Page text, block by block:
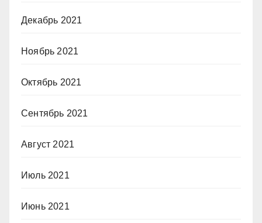
Декабрь 2021
Ноябрь 2021
Октябрь 2021
Сентябрь 2021
Август 2021
Июль 2021
Июнь 2021